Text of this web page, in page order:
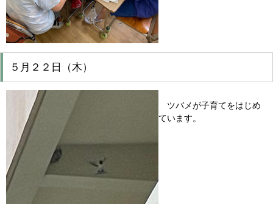
５月２２日（木）
ツバメが子育てをはじめ
ています。